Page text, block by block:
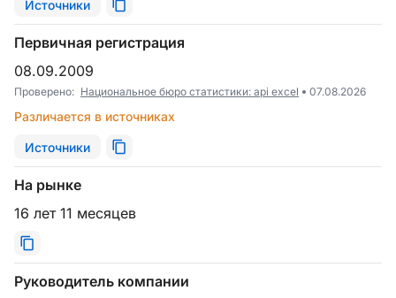
Источники
Первичная регистрация
08.09.2009
Проверено: Национальное бюро статистики: api excel 07.08.2026
Различается в источниках
Источники
На рынке
16 лет 11 месяцев
Руководитель компании